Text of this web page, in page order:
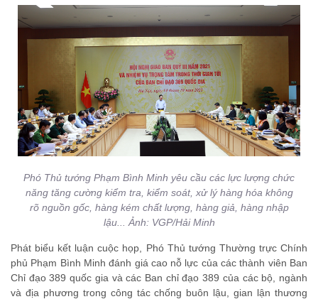
Phó Thủ tướng Phạm Bình Minh yêu cầu các lực lượng chức
năng tăng cường kiểm tra, kiểm soát, xử lý hàng hóa không
rõ nguồn gốc, hàng kém chất lượng, hàng giả, hàng nhập
lậu... Ảnh: VGP/Hải Minh
Phát biểu kết luận cuộc họp, Phó Thủ tướng Thường trực Chính
phủ Phạm Bình Minh đánh giá cao nỗ lực của các thành viên Ban
Chỉ đạo 389 quốc gia và các Ban chỉ đạo 389 của các bộ, ngành
và địa phương trong công tác chống buôn lậu, gian lận thương